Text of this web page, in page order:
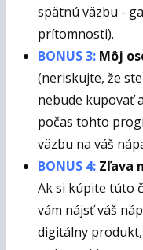
spätnú väzbu -
prítomnosti).
BONUS 3: Môj
(neriskujte, že
nebude kupovať
počas tohto
väzbu na váš
BONUS 4: Zľava
Ak si kúpite túto
vám nájsť váš
digitálny